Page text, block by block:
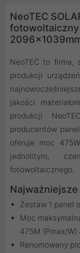
NeoTEC
fotowoltaiczny
NeoTEC to firma,
produkcji
jakości
produkcji
producentów
oferuje moc
jednolitym,
fotowoltaicznego.
Zestaw 1 panel
Moc
475M (Pmax/W)
Renomowany